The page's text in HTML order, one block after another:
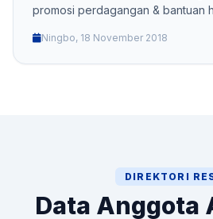
promosi perdagangan & bantuan
Ningbo, 18 November 2018
DIREKTORI
Data Anggota